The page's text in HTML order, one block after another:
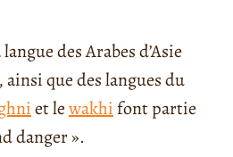
des Arabes d’Asie
, ainsi que des langues du
et lewakhifont partie
danger ».